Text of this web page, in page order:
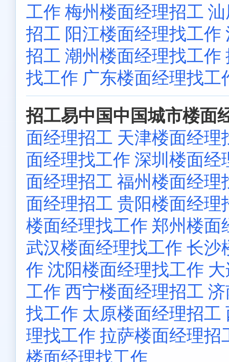
工作 梅州楼面经理招工
招工 阳江楼面经理找工作
招工 潮州楼面经理找工作
找工作 广东楼面经理找工
招工易中国中国城市楼面
面经理招工 天津楼面经理
面经理找工作 深圳楼面经
面经理招工 福州楼面经理
面经理招工 贵阳楼面经理
楼面经理找工作 郑州楼面
武汉楼面经理找工作 长沙
作 沈阳楼面经理找工作
工作 西宁楼面经理招工
找工作 太原楼面经理招工
理找工作 拉萨楼面经理招
楼面经理找工作